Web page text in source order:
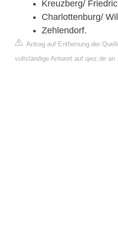
Kreuzberg/
Charlottenburg/
Zehlendorf.
Antrag auf Entfernung der
vollständige Antwort auf qiez.de an